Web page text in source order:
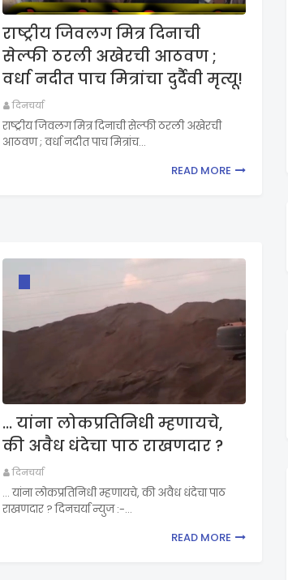
राष्ट्रीय जिवलग मित्र दिनाची
सेल्फी ठरली अखेरची आठवण ;
वर्धा नदीत पाच मित्रांचा दुर्दैवी मृत्यू!
दिनचर्या
राष्ट्रीय जिवलग मित्र दिनाची सेल्फी ठरली अखेरची
आठवण ; वर्धा नदीत पाच मित्रांच…
READ MORE
... यांना लोकप्रतिनिधी म्हणायचे,
की अवैध धंदेचा पाठ राखणदार ?
दिनचर्या
... यांना लोकप्रतिनिधी म्हणायचे, की अवैध धंदेचा पाठ
राखणदार ? दिनचर्या न्युज :-…
READ MORE